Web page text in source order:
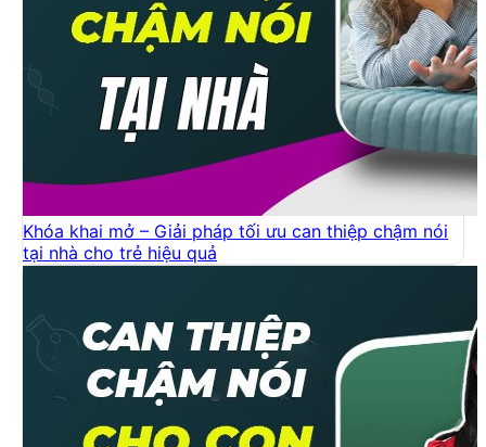
Khóa khai mở – Giải pháp tối ưu can thiệp chậm nói
tại nhà cho trẻ hiệu quả